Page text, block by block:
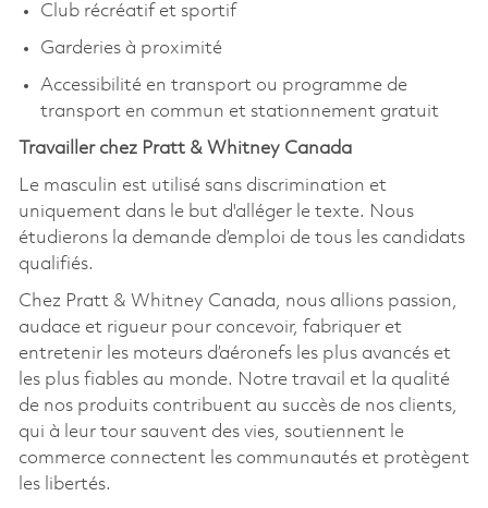
Club récréatif et sportif
Garderies à proximité
Accessibilité en transport ou programme de
transport en commun et stationnement gratuit
Travailler chez Pratt & Whitney Canada
Le masculin est utilisé sans discrimination et
uniquement dans le but d'alléger le texte. Nous
étudierons la demande d’emploi de tous les candidats
qualifiés.
Chez Pratt & Whitney Canada, nous allions passion,
audace et rigueur pour concevoir, fabriquer et
entretenir les moteurs d’aéronefs les plus avancés et
les plus fiables au monde. Notre travail et la qualité
de nos produits contribuent au succès de nos clients,
qui à leur tour sauvent des vies, soutiennent le
commerce connectent les communautés et protègent
les libertés.